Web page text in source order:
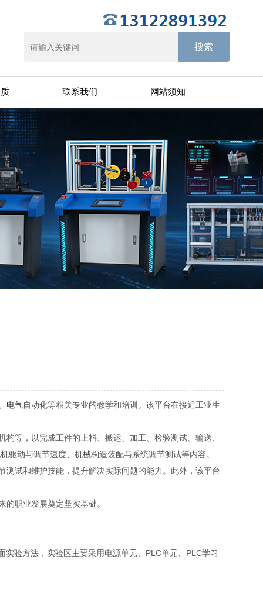
联系我们 网站须知
电气自动化等相关专业的教学和培训。该平台在接近工业生
等，以完成工件的上料、搬运、加工、检验测试、输送、
驱动与调节速度、机械构造装配与系统调节测试等内容。
试和维护技能，提升解决实际问题的能力。此外，该平台
职业发展奠定坚实基础。
实验方法，实验区主要采用电源单元、PLC单元、PLC学习